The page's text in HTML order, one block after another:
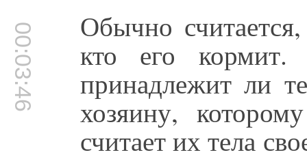
00:03:46 Обычно
кто его кормит.
принадлежит ли
хозяину,
считает их тела